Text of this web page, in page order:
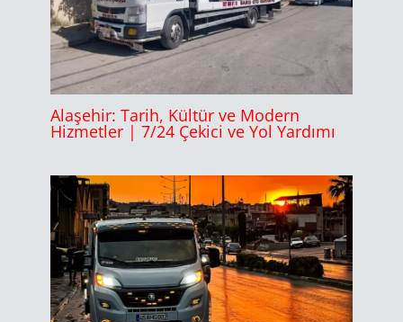
Alaşehir: Tarih, Kültür ve Modern
Hizmetler | 7/24 Çekici ve Yol Yardımı